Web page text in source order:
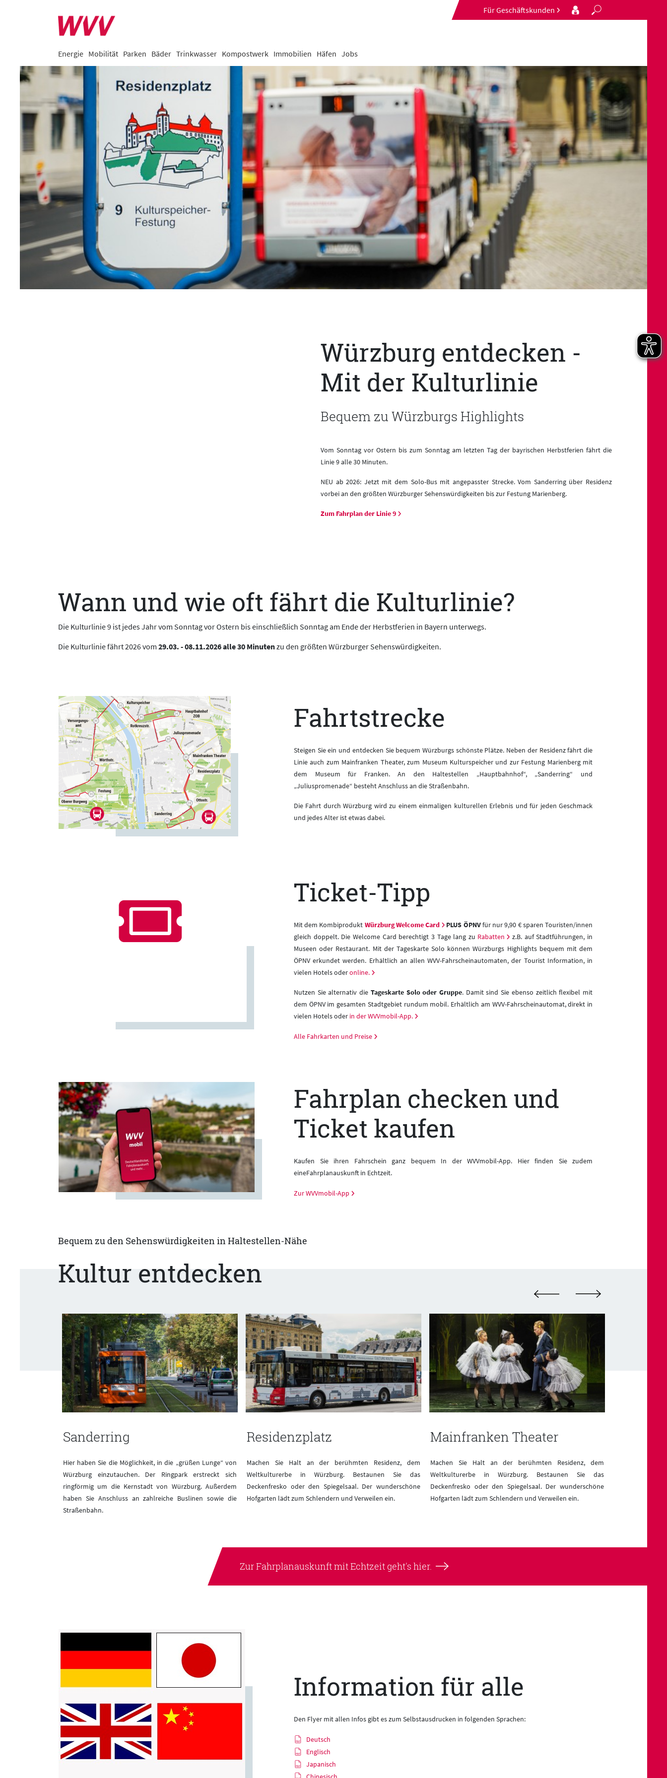
Für Geschäftskunden
Energie Mobilität Parken Bäder Trinkwasser Kompostwerk Immobilien Häfen Jobs
Würzburg entdecken -
Mit der Kulturlinie
Bequem zu Würzburgs Highlights
Vom Sonntag vor Ostern bis zum Sonntag am letzten Tag der bayrischen Herbstferien fährt die
Linie 9 alle 30 Minuten.
NEU ab 2026: Jetzt mit dem Solo-Bus mit angepasster Strecke. Vom Sanderring über Residenz
vorbei an den größten Würzburger Sehenswürdigkeiten bis zur Festung Marienberg.
Zum Fahrplan der Linie 9
Wann und wie oft fährt die Kulturlinie?
Die Kulturlinie 9 ist jedes Jahr vom Sonntag vor Ostern bis einschließlich Sonntag am Ende der Herbstferien in Bayern unterwegs.
Die Kulturlinie fährt 2026 vom 29.03. - 08.11.2026 alle 30 Minutenzu den größten Würzburger Sehenswürdigkeiten.
Fahrtstrecke
Steigen Sie ein und entdecken Sie bequem Würzburgs schönste Plätze. Neben der Residenz fährt die
Linie auch zum Mainfranken Theater, zum Museum Kulturspeicher und zur Festung Marienberg mit
dem Museum für Franken. An den Haltestellen „Hauptbahnhof“, „Sanderring“ und
„Juliuspromenade“ besteht Anschluss an die Straßenbahn.
Die Fahrt durch Würzburg wird zu einem einmaligen kulturellen Erlebnis und für jeden Geschmack
und jedes Alter ist etwas dabei.
Ticket-Tipp
Mit dem Kombiprodukt Würzburg Welcome Card PLUS ÖPNVfür nur 9,90 € sparen Touristen/innen
gleich doppelt. Die Welcome Card berechtigt 3 Tage lang zu Rabatten
z.B. auf Stadtführungen, in
Museen oder Restaurant. Mit der Tageskarte Solo können Würzburgs Highlights bequem mit dem
ÖPNV erkundet werden. Erhältlich an allen WVV-Fahrscheinautomaten, der Tourist Information, in
vielen Hotels oderonline.
Nutzen Sie alternativ die Tageskarte Solo oder Gruppe. Damit sind Sie ebenso zeitlich flexibel mit
dem ÖPNV im gesamten Stadtgebiet rundum mobil. Erhältlich am WVV-Fahrscheinautomat, direkt in
vielen Hotels oder in der WVVmobil-App.
Alle Fahrkarten und Preise
Fahrplan checken und
Ticket kaufen
Kaufen Sie ihren Fahrschein ganz bequem In der WVVmobil-App. Hier finden Sie zudem
eineFahrplanauskunft in Echtzeit.
Zur WVVmobil-App
Bequem zu den Sehenswürdigkeiten in Haltestellen-Nähe
Kultur entdecken
Sanderring
Hier haben Sie die Möglichkeit, in die „grüßen Lunge“ von
Würzburg einzutauchen. Der Ringpark erstreckt sich
ringförmig um die Kernstadt von Würzburg. Außerdem
haben Sie Anschluss an zahlreiche Buslinen sowie die
Straßenbahn.
Residenzplatz
Machen Sie Halt an der berühmten Residenz, dem
Weltkulturerbe in Würzburg. Bestaunen Sie das
Deckenfresko oder den Spiegelsaal. Der wunderschöne
Hofgarten lädt zum Schlendern und Verweilen ein.
Mainfranken Theater
Machen Sie Halt an der berühmten Residenz, dem
Weltkulturerbe in Würzburg. Bestaunen Sie das
Deckenfresko oder den Spiegelsaal. Der wunderschöne
Hofgarten lädt zum Schlendern und Verweilen ein.
Zur Fahrplanauskunft mit Echtzeit geht's hier.
Information für alle
Den Flyer mit allen Infos gibt es zum Selbstausdrucken in folgenden Sprachen:
Deutsch
Englisch
Japanisch